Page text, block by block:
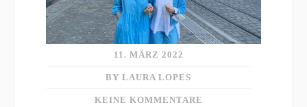
11. MÄRZ 2022
BY LAURA LOPES
KEINE KOMMENTARE